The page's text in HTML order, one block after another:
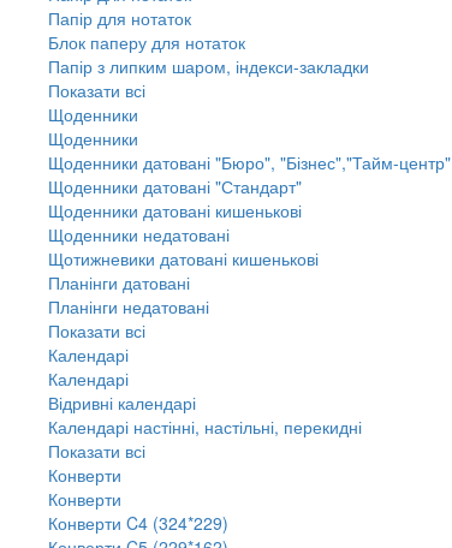
Папір для нотаток
Блок паперу для нотаток
Папір з липким шаром, індекси-закладки
Показати всі
Щоденники
Щоденники
Щоденники датовані "Бюро", "Бізнес","Тайм-центр"
Щоденники датовані "Стандарт"
Щоденники датовані кишенькові
Щоденники недатовані
Щотижневики датовані кишенькові
Планінги датовані
Планінги недатовані
Показати всі
Календарі
Календарі
Відривні календарі
Календарі настінні, настільні, перекидні
Показати всі
Конверти
Конверти
Конверти C4 (324*229)